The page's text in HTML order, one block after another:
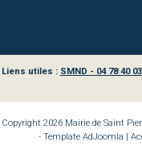
Liens utiles : SMND - 04 78 40
Copyright 2026 Mairie de Saint
- Template AdJoomla |